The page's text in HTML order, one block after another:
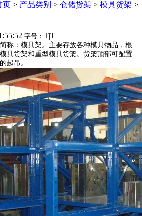
页 > 产品类别 > 仓储货架 > 模具货架 >
字号： T|T
称：模具架。主要存放各种模具物品，根
具货架和重型模具货架。货架顶部可配置
起吊。